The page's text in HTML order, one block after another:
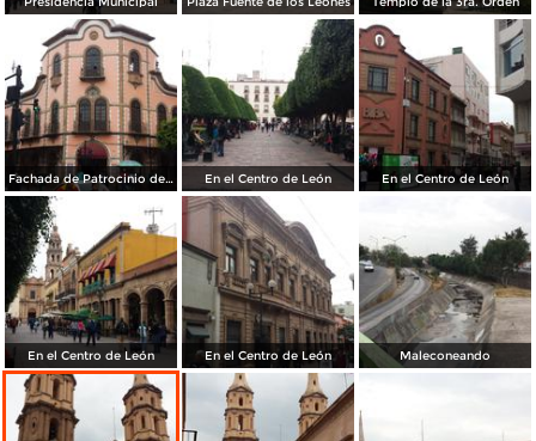
Fachada de Patrocinio de María En el Centro de León En el Centro de León
En el Centro de León En el Centro de León Maleconeando